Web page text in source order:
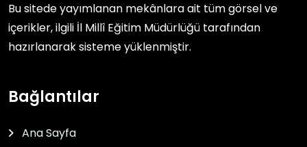
Bu sitede yayımlanan mekânlara ait tüm görsel ve
içerikler, ilgili İl Millî Eğitim Müdürlüğü tarafından
hazırlanarak sisteme yüklenmiştir.
Bağlantılar
Ana Sayfa